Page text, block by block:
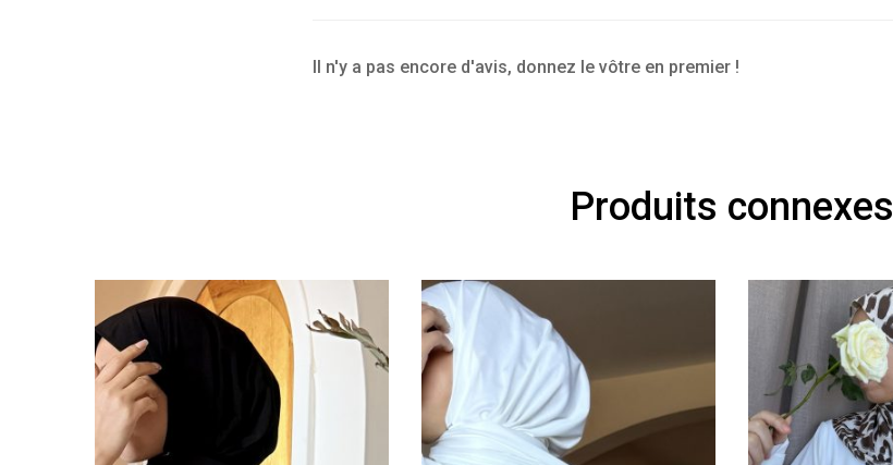
Il n'y a pas encore d'avis, donnez le vôtre en premier !
Produits connexes